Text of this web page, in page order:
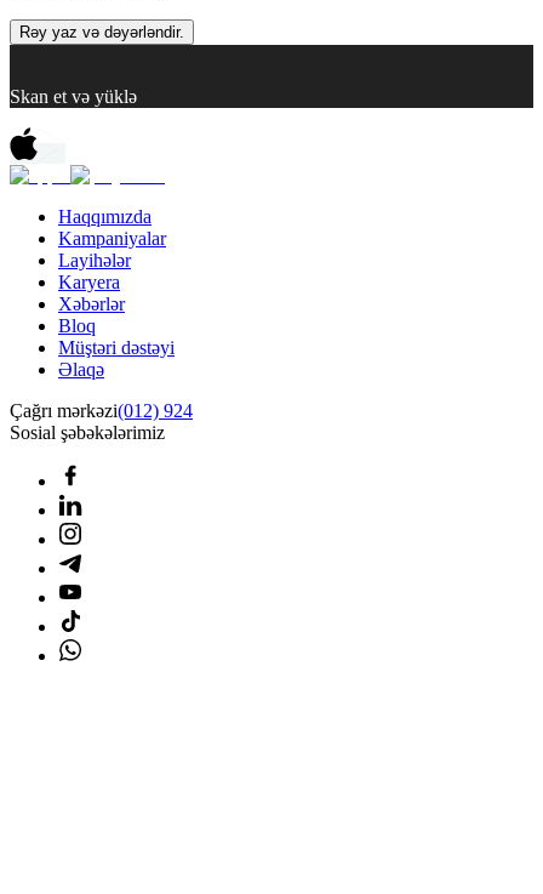
Rəy yaz və dəyərləndir.
Skan et və yüklə
Haqqımızda
Kampaniyalar
Layihələr
Karyera
Xəbərlər
Bloq
Müştəri dəstəyi
Əlaqə
Çağrı mərkəzi(012) 924
Sosial şəbəkələrimiz